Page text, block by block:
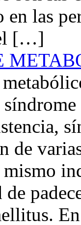
en las
[…]
de